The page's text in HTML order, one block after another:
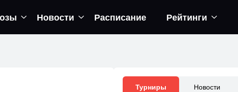
Новости Расписание Рейтинги
Турниры Новости